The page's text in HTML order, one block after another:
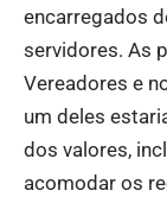
encarregados
servidores. As
Vereadores e
um deles
dos valores,
acomodar os